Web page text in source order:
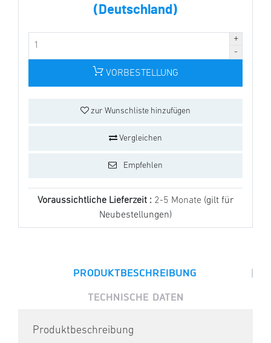
(Deutschland)
VORBESTELLUNG
zur Wunschliste hinzufügen
Vergleichen
Empfehlen
Voraussichtliche Lieferzeit : 2-5 Monate (gilt für
Neubestellungen)
PRODUKTBESCHREIBUNG |
TECHNISCHE DATEN
Produktbeschreibung